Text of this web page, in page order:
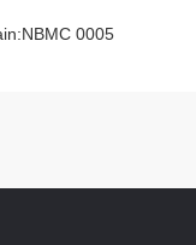
NBMC 0005